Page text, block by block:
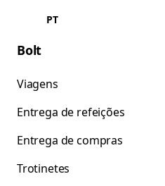
PT
Bolt
Viagens
Entrega de refeições
Entrega de compras
Trotinetes